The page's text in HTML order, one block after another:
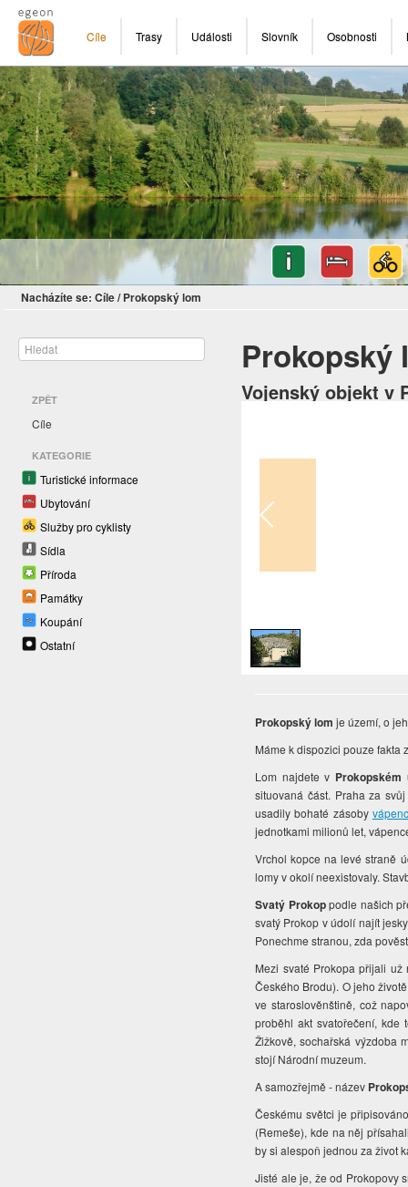
Cíle Trasy Události Slovník Osobnosti
Nacházíte se: Cíle/ Prokopský lom
ZPĚT
Cíle
KATEGORIE
Turistické informace
Ubytování
Služby pro cyklisty
Sídla
Příroda
Památky
Koupání
Ostatní
Prokopský
Vojenský objekt v
Prokopský lom je území, o
Máme k dispozici pouze
Lom najdete v Prokopském
situovaná část. Praha za
usadily bohaté zásoby
jednotkami milionů let,
Vrchol kopce na levé straně
lomy v okolí neexistovaly.
Svatý Prokoppodle našich
svatý Prokop v údolí najít
Ponechme stranou, zda
Mezi svaté Prokopa přijali
Českého Brodu). O jeho
ve staroslověnštině, což
proběhl akt svatořečení,
Žižkově, sochařská výzdoba
stojí Národní muzeum.
A samozřejmě - název
Českému světci je
(Remeše), kde na něj
by si alespoň jednou za život
Jisté ale je, že od Prokopovy